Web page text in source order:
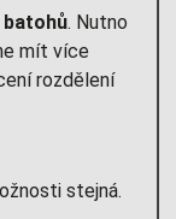
batohů. Nutno
mít více
rozdělení
stejná.